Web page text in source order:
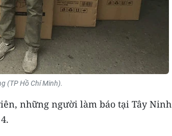
(TP Hồ Chí Minh).
những người làm báo tại Tây Ninh